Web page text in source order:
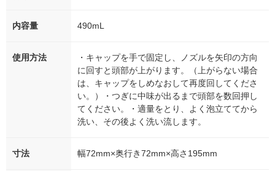
内容量 490mL
使用方法
・キャップを手で固定し、ノズルを矢印の方向
に回すと頭部が上がります。（上がらない場合
は、キャップをしめなおして再度回してくださ
い。）・つぎに中味が出るまで頭部を数回押し
てください。・適量をとり、よく泡立ててから
洗い、その後よく洗い流します。
寸法 幅72mm×奥行き72mm×高さ195mm